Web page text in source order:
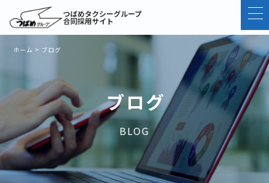
つばめタクシーグループ
合同採用サイト
ホーム > ブログ
ブログ
BLOG